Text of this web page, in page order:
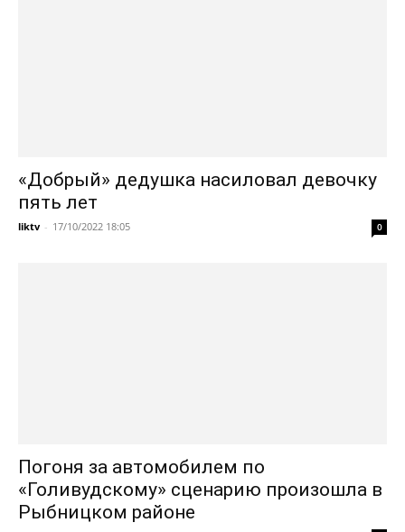
«Добрый» дедушка насиловал девочку
пять лет
liktv - 17/10/2022 18:05 0
Погоня за автомобилем по
«Голивудскому» сценарию произошла в
Рыбницком районе